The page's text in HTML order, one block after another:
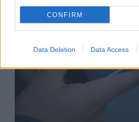
CONFIRM
Data Deletion Data Access